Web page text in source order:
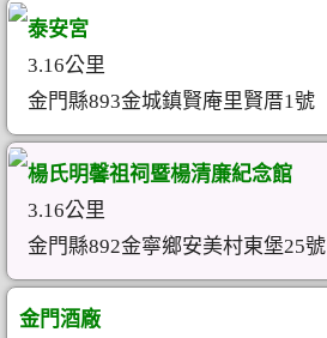
泰安宮
3.16公里
金門縣893金城鎮賢庵里賢厝1號
楊氏明馨祖祠暨楊清廉紀念館
3.16公里
金門縣892金寧鄉安美村東堡25號
金門酒廠